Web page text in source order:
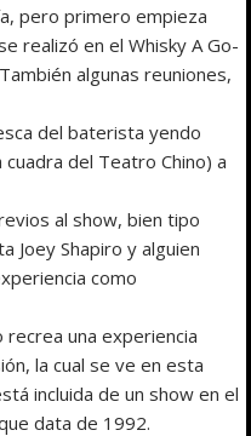
pero primero empieza
realizó en el Whisky A Go-
algunas reuniones,
del baterista yendo
del Teatro Chino) a
al show, bien tipo
Joey Shapiro y alguien
como
recrea una experiencia
la cual se ve en esta
incluida de un show en el
data de 1992.